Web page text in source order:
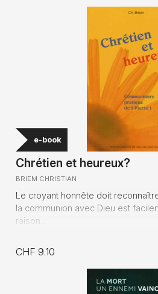
e-book
Chrétien et heureux?
BRIEM CHRISTIAN
Le croyant honnête doit
la communion avec Dieu est
raison...
CHF 9.10